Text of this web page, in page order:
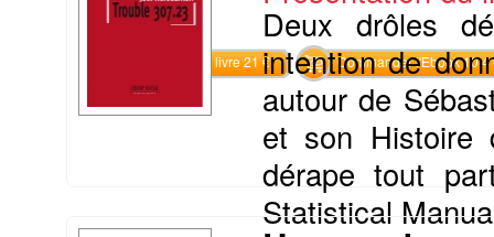
Commander le livre 21 € Commander l'Ebook 10.4
Deux drôles
intention de
autour de
et son Histoire
dérape tout
Statistical